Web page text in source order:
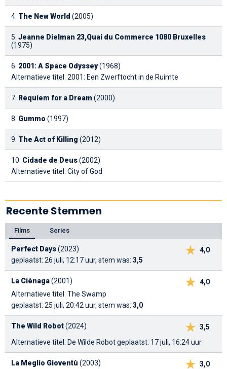
4. The New World (2005)
5. Jeanne Dielman 23,Quai du Commerce 1080 Bruxelles
(1975)
6. 2001: A Space Odyssey(1968)
Alternatieve titel: 2001: Een Zwerftocht in de Ruimte
7. Requiem for a Dream (2000)
8. Gummo (1997)
9. The Act of Killing (2012)
10. Cidade de Deus(2002)
Alternatieve titel: City of God
Recente Stemmen
Films Series
4,0
Perfect Days(2023)
geplaatst: 26 juli, 12:17 uur, stem was: 3,5
4,0
La Ciénaga(2001)
Alternatieve titel: The Swamp
geplaatst: 25 juli, 20:42 uur, stem was: 3,0
3,5
The Wild Robot(2024)
Alternatieve titel: De Wilde Robotgeplaatst: 17 juli, 16:24 uur
3,0
La Meglio Gioventù (2003)